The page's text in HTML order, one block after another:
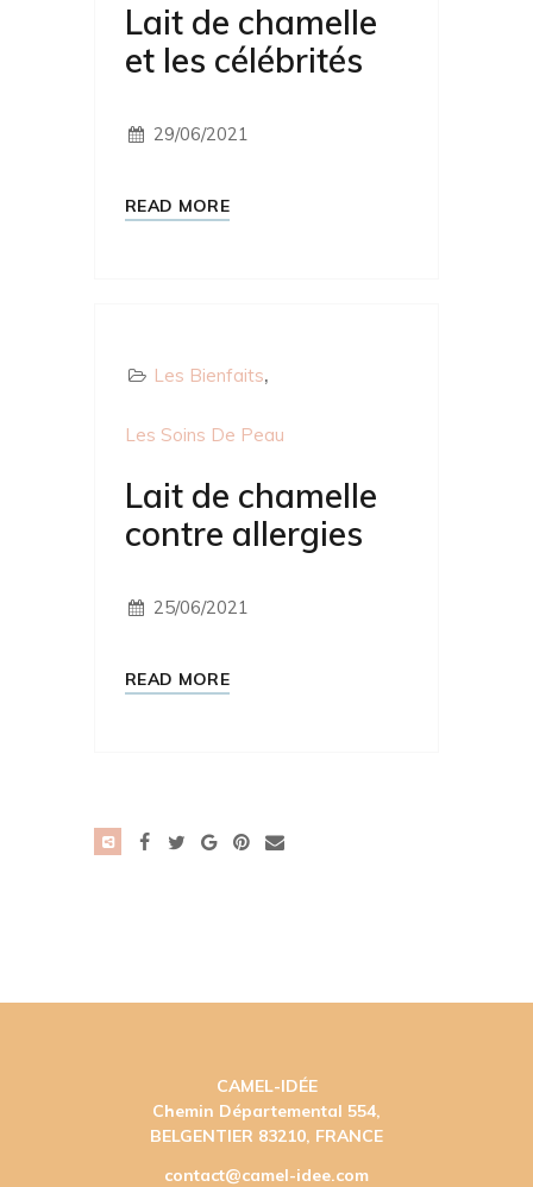
Lait de chamelle
et les célébrités
29/06/2021
READ MORE
Les Bienfaits
Les Soins De Peau
Lait de chamelle
contre allergies
25/06/2021
READ MORE
CAMEL-IDÉE
Chemin Départemental 554,
BELGENTIER 83210, FRANCE
contact@camel-idee.com